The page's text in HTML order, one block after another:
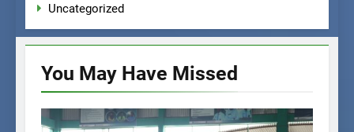
Uncategorized
You May Have Missed
BERITA SEKOLAH KEGIATAN SISWA